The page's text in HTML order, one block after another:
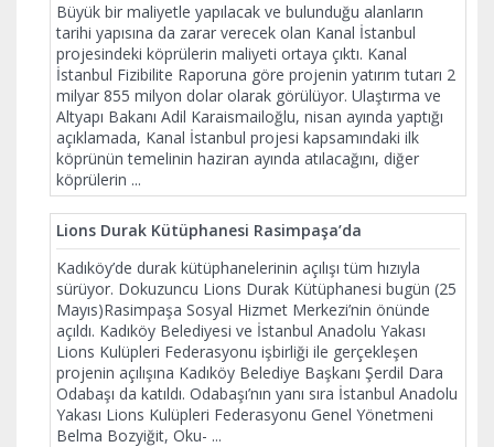
Büyük bir maliyetle yapılacak ve bulunduğu alanların
tarihi yapısına da zarar verecek olan Kanal İstanbul
projesindeki köprülerin maliyeti ortaya çıktı. Kanal
İstanbul Fizibilite Raporuna göre projenin yatırım tutarı 2
milyar 855 milyon dolar olarak görülüyor. Ulaştırma ve
Altyapı Bakanı Adil Karaismailoğlu, nisan ayında yaptığı
açıklamada, Kanal İstanbul projesi kapsamındaki ilk
köprünün temelinin haziran ayında atılacağını, diğer
köprülerin ...
Lions Durak Kütüphanesi Rasimpaşa’da
Kadıköy’de durak kütüphanelerinin açılışı tüm hızıyla
sürüyor. Dokuzuncu Lions Durak Kütüphanesi bugün (25
Mayıs)Rasimpaşa Sosyal Hizmet Merkezi’nin önünde
açıldı. Kadıköy Belediyesi ve İstanbul Anadolu Yakası
Lions Kulüpleri Federasyonu işbirliği ile gerçekleşen
projenin açılışına Kadıköy Belediye Başkanı Şerdil Dara
Odabaşı da katıldı. Odabaşı’nın yanı sıra İstanbul Anadolu
Yakası Lions Kulüpleri Federasyonu Genel Yönetmeni
Belma Bozyiğit, Oku- ...